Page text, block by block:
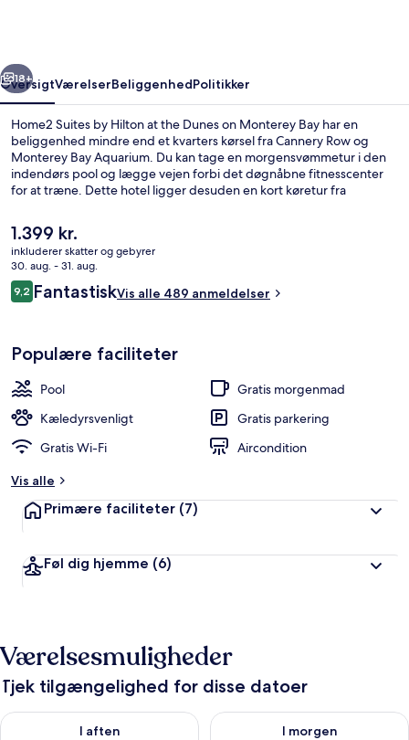
Dunes
on
Monterey
Bay
Næste
18+
OversigtVærelserBeliggenhedPolitikker
Home2 Suites by Hilton at the Dunes on Monterey Bay har en
beliggenhed mindre end et kvarters kørsel fra Cannery Row og
Monterey Bay Aquarium. Du kan tage en morgensvømmetur i den
indendørs pool og lægge vejen forbi det døgnåbne fitnesscenter
for at træne. Dette hotel ligger desuden en kort køretur fra
Den
nuværende
pris
er
1.399 kr.
1.399 kr.
inkluderer skatter og gebyrer
30. aug. - 31. aug.
Anmeldelser
9,29,2 ud af 10.
FantastiskVis alle 489 anmeldelser
Populære faciliteter
Pool
Gratis morgenmad
Kæledyrsvenligt
Gratis parkering
Gratis Wi-Fi
Aircondition
Vis alle
Primære faciliteter (7)
Føl dig hjemme (6)
Værelsesmuligheder
Tjek tilgængelighed for disse datoer
I aften
Tjek tilgængelighed for i aften aug. 6 - aug. 7
I morgen
Tjek tilgængelighed for i